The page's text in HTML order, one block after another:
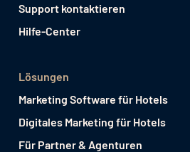
Support kontaktieren
Hilfe-Center
Lösungen
Marketing Software für Hotels
Digitales Marketing für Hotels
Für Partner & Agenturen